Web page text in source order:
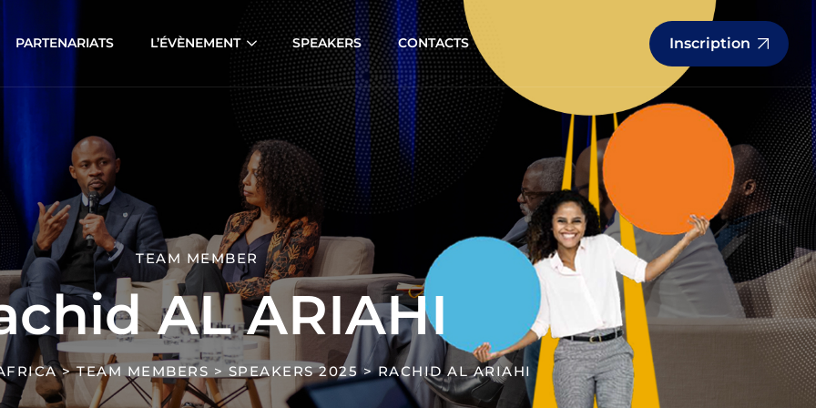
PARTENARIATS L’ÉVÈNEMENT SPEAKERS CONTACTS Inscription
TEAM MEMBER
AL ARIAHI
>TEAM MEMBERS > SPEAKERS 2025 >RACHID AL ARIAHI